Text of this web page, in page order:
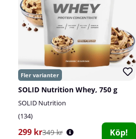
SOLID Nutrition Whey, 750 g
SOLID Nutrition
134
299 kr349 kr Köp!